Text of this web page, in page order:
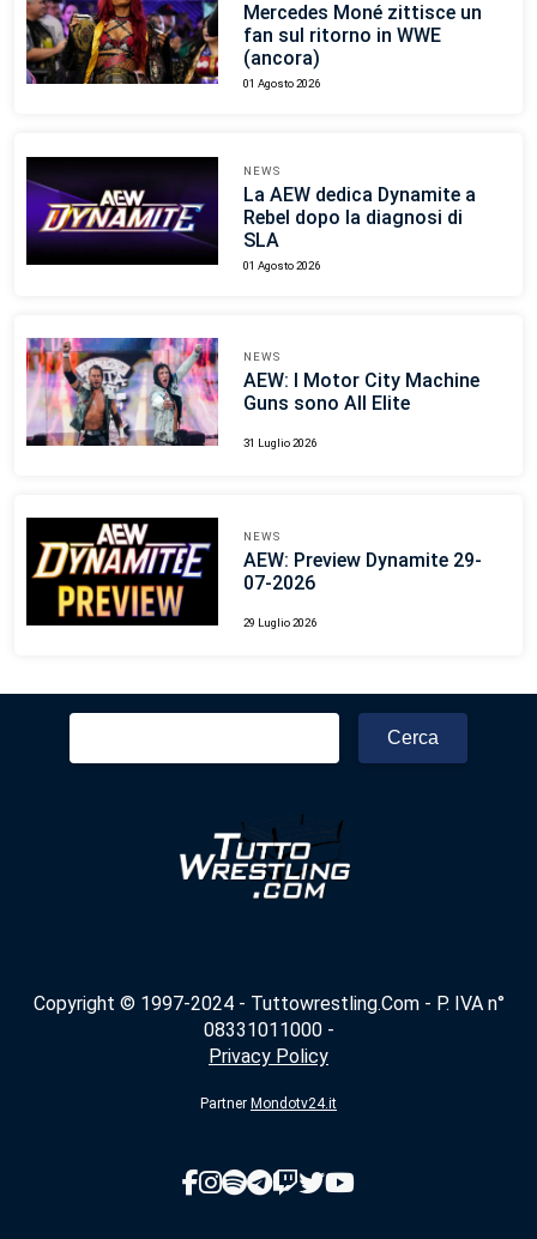
Mercedes Moné zittisce un
fan sul ritorno in WWE
(ancora)
01 Agosto 2026
NEWS
La AEW dedica Dynamite a
Rebel dopo la diagnosi di
SLA
01 Agosto 2026
NEWS
AEW: I Motor City Machine
Guns sono All Elite
31 Luglio 2026
NEWS
AEW: Preview Dynamite 29-
07-2026
29 Luglio 2026
Copyright © 1997-2024 - Tuttowrestling.Com - P. IVA n°
08331011000 -
Privacy Policy
Partner Mondotv24.it